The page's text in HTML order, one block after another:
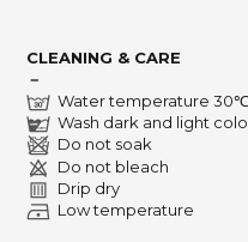
CLEANING & CARE
－
Water temperature 30℃
Wash dark and light
Do not soak
Do not bleach
Drip dry
Low temperature